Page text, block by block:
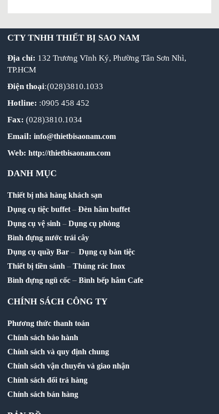
CTY TNHH THIẾT BỊ SAO NAM
Địa chỉ: 132 Trương Vĩnh Ký, Phường Tân Sơn Nhì,
TP.HCM
Điện thoại:(028)3810.1033
Hotline: :0905 458 452
Fax: (028)3810.1034
Email: info@thietbisaonam.com
Web: http://thietbisaonam.com
DANH MỤC
Thiết bị nhà hàng khách sạn
Dụng cụ tiệc buffet – Đèn hâm buffet
Dụng cụ vệ sinh – Dụng cụ phòng
Bình đựng nước trái cây
Dụng cụ quầy Bar – Dụng cụ bàn tiệc
Thiết bị tiền sảnh – Thùng rác Inox
Bình đựng ngũ cốc – Bình bếp hâm Cafe
CHÍNH SÁCH CÔNG TY
Phương thức thanh toán
Chính sách bảo hành
Chính sách và quy định chung
Chính sách vận chuyển và giao nhận
Chính sách đổi trả hàng
Chính sách bán hàng